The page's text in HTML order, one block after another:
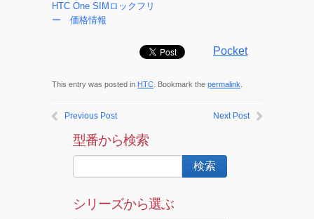
HTC One SIMロックフリ
ー 価格情報
Pocket
This entry was posted in HTC . Bookmark the permalink
Previous Post Next Post
型番から検索
シリーズから選ぶ